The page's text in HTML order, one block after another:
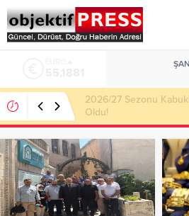
Haliliye Belediyesi Her
Yemek Ulaştırıyor!